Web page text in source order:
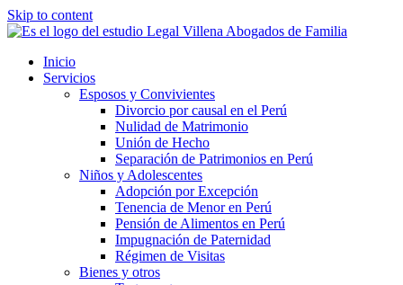
Skip to content
Inicio
Servicios
Esposos y Convivientes
Divorcio por causal en el Perú
Nulidad de Matrimonio
Unión de Hecho
Separación de Patrimonios en Perú
Niños y Adolescentes
Adopción por Excepción
Tenencia de Menor en Perú
Pensión de Alimentos en Perú
Impugnación de Paternidad
Régimen de Visitas
Bienes y otros